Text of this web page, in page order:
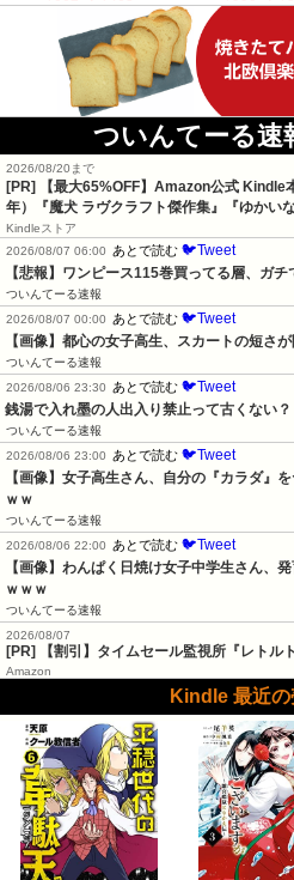
ついんてーる速
2026/08/20まで
[PR]
【最大65%OFF】Amazon公式
年）『魔犬 ラヴクラフト傑作集』『ゆかい
Kindleストア
2026/08/07 06:00
あとで読む 🐦Tweet
【悲報】ワンピース115巻買ってる層、ガ
ついんてーる速報
2026/08/07 00:00
あとで読む 🐦Tweet
【画像】都心の女子高生、スカートの短さ
ついんてーる速報
2026/08/06 23:30
あとで読む 🐦Tweet
銭湯で入れ墨の人出入り禁止って古くない？
ついんてーる速報
2026/08/06 23:00
あとで読む 🐦Tweet
【画像】女子高生さん、自分の『カラダ』
ｗｗ
ついんてーる速報
2026/08/06 22:00
あとで読む 🐦Tweet
【画像】わんぱく日焼け女子中学生さん、
ｗｗｗ
ついんてーる速報
2026/08/07
[PR] 【割引】タイムセール監視所『レトル
Amazon
Kindle 最近